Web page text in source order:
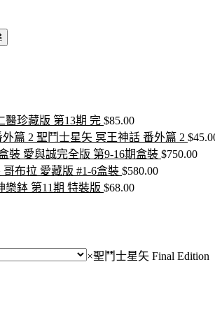
醫珍藏版 第13期 完 $85.00
聖鬥士星矢 冥王神話 番外篇 2 $
愛與誠完全版 第9-16期盒裝 $750.00
哥布拉 愛藏版 #1-6盒裝 $580.00
樂鉢 第11期 特裝版 $68.00
×聖鬥士星矢 Final Edition